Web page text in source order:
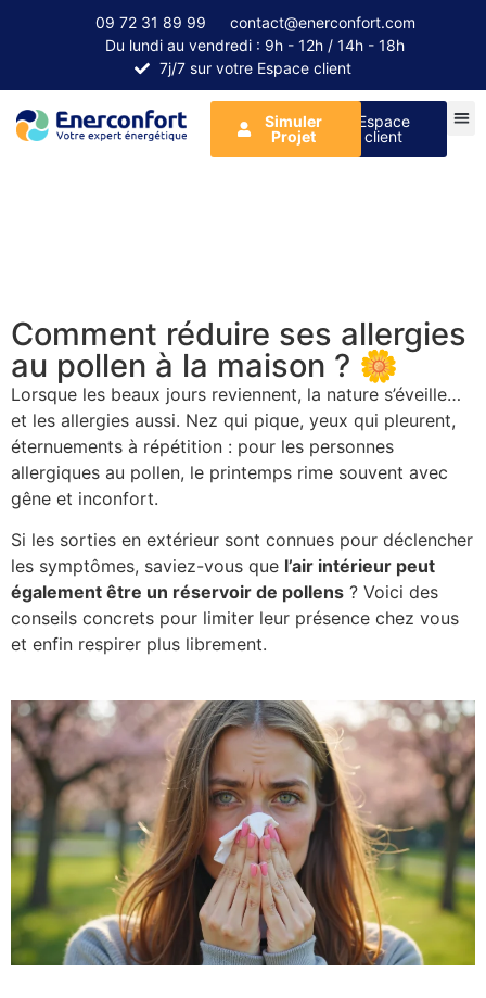
09 72 31 89 99
contact@enerconfort.com
Du lundi au vendredi : 9h - 12h / 14h - 18h
7j/7 sur votre Espace client
Espace
client
Simuler
Projet
Comment réduire ses allergies
au pollen à la maison ? 🌼
Lorsque les beaux jours reviennent, la nature s’éveille…
et les allergies aussi. Nez qui pique, yeux qui pleurent,
éternuements à répétition : pour les personnes
allergiques au pollen, le printemps rime souvent avec
gêne et inconfort.
Si les sorties en extérieur sont connues pour déclencher
les symptômes, saviez-vous que l’air intérieur peut
également être un réservoir de pollens ? Voici des
conseils concrets pour limiter leur présence chez vous
et enfin respirer plus librement.